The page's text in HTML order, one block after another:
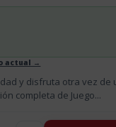
actual →
y disfruta otra vez de
completa de Juego...